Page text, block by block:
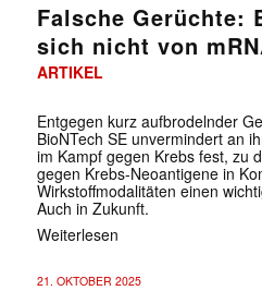
Falsche Gerüchte:
sich nicht von
ARTIKEL
Entgegen kurz aufbrodelnder
BioNTech SE unvermindert an
im Kampf gegen Krebs fest, zu
gegen Krebs-Neoantigene in
Wirkstoffmodalitäten einen
Auch in Zukunft.
Weiterlesen
21. OKTOBER 2025